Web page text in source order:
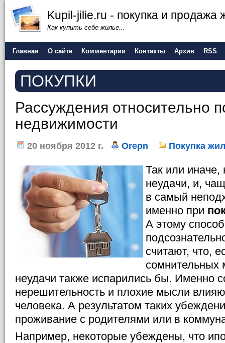
Kupil-jilie.ru - покупка и продажа
Как купить себе жилье...
Главная О сайте Комментарии Контакты Архив RSS
ПОКУПКИ
Рассуждения относительно
недвижимости
20 ноября 2012 г. Orepn Покупка
Так или
неудачи, и,
в самый
именно при
А этому
считают, что,
сомнительных
неудачи также испарились бы. Именно
нерешительность и плохие мысли
человека. А результатом таких
проживание с родителями или в
Например, некоторые убеждены, что